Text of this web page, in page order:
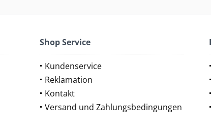
Shop Service
Kundenservice
Reklamation
Kontakt
Versand und Zahlungsbedingungen